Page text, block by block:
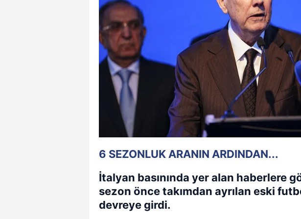
6 SEZONLUK ARANIN ARDINDAN...
İtalyan basınında yer alan haberlere
sezon önce takımdan ayrılan eski
devreye girdi.